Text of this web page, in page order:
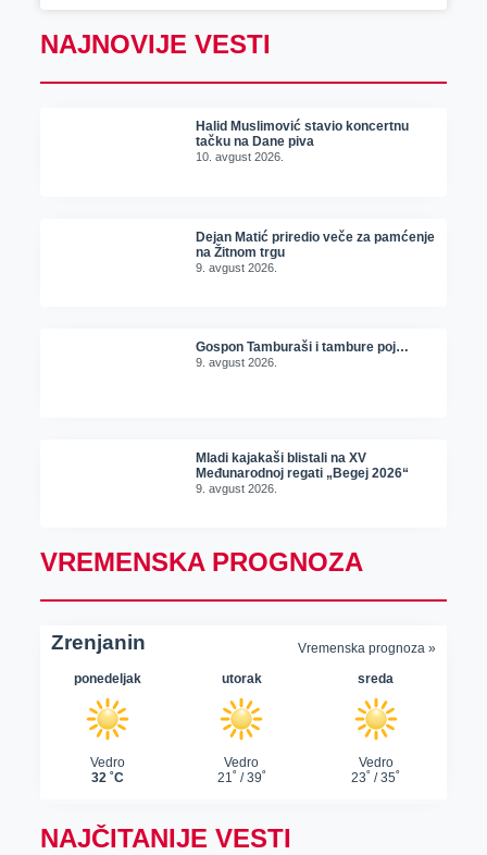
NAJNOVIJE VESTI
Halid Muslimović stavio koncertnu
tačku na Dane piva
10. avgust 2026.
Dejan Matić priredio veče za pamćenje
na Žitnom trgu
9. avgust 2026.
Gospon Tamburaši i tambure poj…
9. avgust 2026.
Mladi kajakaši blistali na XV
Međunarodnoj regati „Begej 2026“
9. avgust 2026.
VREMENSKA PROGNOZA
NAJČITANIJE VESTI